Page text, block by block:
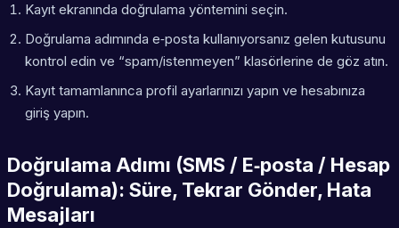
Kayıt ekranında doğrulama yöntemini seçin.
Doğrulama adımında e‑posta kullanıyorsanız gelen kutusunu
kontrol edin ve “spam/istenmeyen” klasörlerine de göz atın.
Kayıt tamamlanınca profil ayarlarınızı yapın ve hesabınıza
giriş yapın.
Doğrulama Adımı (SMS / E‑posta / Hesap
Doğrulama): Süre, Tekrar Gönder, Hata
Mesajları